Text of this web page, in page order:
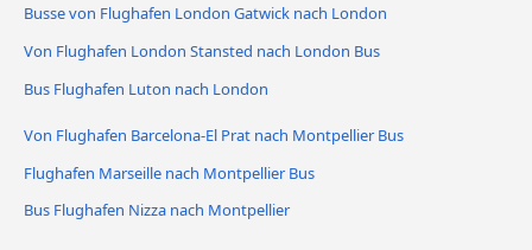
Busse von Flughafen London Gatwick nach London
Von Flughafen London Stansted nach London Bus
Bus Flughafen Luton nach London
Von Flughafen Barcelona-El Prat nach Montpellier Bus
Flughafen Marseille nach Montpellier Bus
Bus Flughafen Nizza nach Montpellier